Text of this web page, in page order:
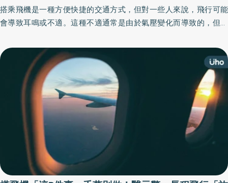
搭乘飛機是一種方便快捷的交通方式，但對一些人來說，飛行可能
會導致耳鳴或不適。這種不適通常是由於氣壓變化而導致的，但有
實用建議，吃糖果、喝水都能幫助減輕不適。